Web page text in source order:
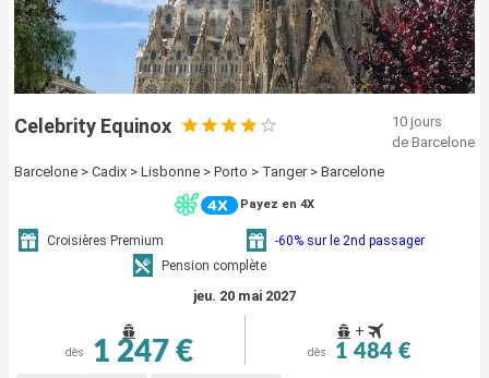
Celebrity Equinox
10 jours
de Barcelone
Barcelone > Cadix > Lisbonne > Porto > Tanger > Barcelone
Payez en 4X
Croisières Premium
-60% sur le 2nd passager
Pension complète
jeu. 20 mai 2027
dès 1 247 €
+
dès 1 484 €